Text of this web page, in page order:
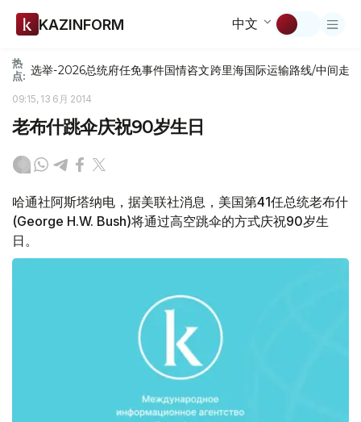
KAZINFORM 中文
热
点: 选举-2026总统府任免事件国情咨文跨里海国际运输路线/中间走廊
09:15, 13 6月 2014
老布什跳伞庆祝90岁生日
哈通社阿斯塔纳电，据美联社消息，美国第41任总统老布什
(George H.W. Bush)将通过高空跳伞的方式庆祝90岁生
日。